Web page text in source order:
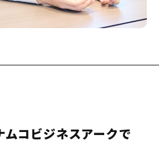
コビジネスアークで